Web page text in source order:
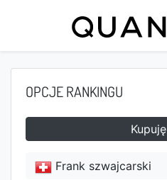
OPCJE RANKINGU
Kupuję
Frank szwajcarski